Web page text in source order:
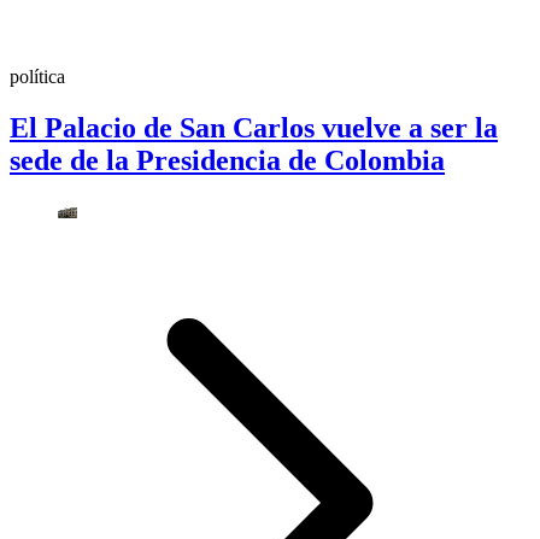
política
El Palacio de San Carlos vuelve a ser la
sede de la Presidencia de Colombia